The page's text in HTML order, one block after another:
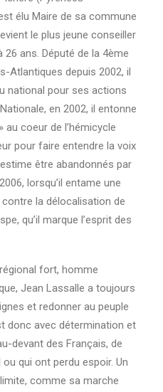
élu Maire de sa commune
le plus jeune conseiller
26 ans. Député de la 4ème
Atlantiques depuis 2002, il
national pour ses actions
en 2002, il entonne
au coeur de l’hémicycle
pour faire entendre la voix
être abandonnés par
lorsqu’il entame une
la délocalisation de
qu’il marque l’esprit des
fort, homme
Jean Lassalle a toujours
et redonner au peuple
donc avec détermination et
devant des Français, de
qui ont perdu espoir. Un
comme sa marche